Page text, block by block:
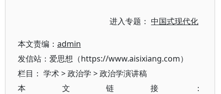
进入专题：中国式现代化
本文责编： admin
发信站：爱思想（https://www.aisixiang.com）
栏目： 学术>政治学 >政治学演讲稿
本文链接：